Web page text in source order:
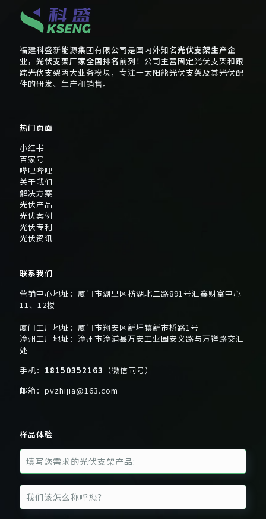
福建科盛新能源集团有限公司是国内外知名光伏支架生产企
业， 光伏支架厂家全国排名前列！公司主营固定光伏支架和跟
踪光伏支架两大业务模块，专注于太阳能光伏支架及其光伏配
件的研发、生产和销售。
热门页面
小红书
百家号
哔哩哔哩
关于我们
解决方案
光伏产品
光伏案例
光伏专利
光伏资讯
联系我们
营销中心地址：厦门市湖里区枋湖北二路891号汇鑫财富中心
11、12楼
厦门工厂地址：厦门市翔安区新圩镇新市桥路1号
漳州工厂地址：漳州市漳浦县万安工业园安义路与万祥路交汇
处
手机： 18150352163 （微信同号）
邮箱： pvzhijia@163.com
样品体验